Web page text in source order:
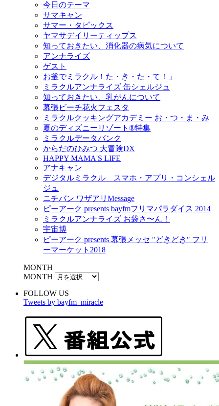
今日のテーマ
サマキャン
サマー・タピックス
ヤマサデイリーティップス
知っておきたい、消化器の病気について
アンナライズ
ゲスト
お釜でミラクル！た・き・た・て！」
ミラクルアンナライズ 缶シェルジュ
知っておきたい、乳がんについて
幕張ビーチ花火フェスタ
ミラクルクッキングアカデミー お・つ・ま・み
夏のディズニーリゾート®特集
ミラクルデータバンク
からだのひみつ 大冒険DX
HAPPY MAMA'S LIFE
アナキャン
デジタルミラクル スマホ・アプリ・コンシェル
ジュ
ニチバン ワザアリMessage
ピーアーク presents bayfmフリマパラダイス 2014
ミラクルアンナライズ お袋さ〜ん！
宇宙博
ピーアーク presents 幕張メッセ "どきどき" フリ
ーマーケット2018
MONTH
MONTH
FOLLOW US
Tweets by bayfm_miracle